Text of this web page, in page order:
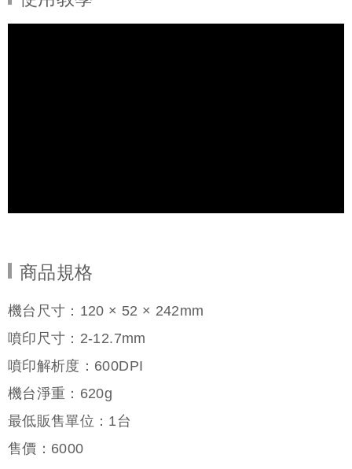
商品規格
機台尺寸：120 × 52 × 242mm
噴印尺寸：2-12.7mm
噴印解析度：600DPI
機台淨重：620g
最低販售單位：1台
售價： 6000